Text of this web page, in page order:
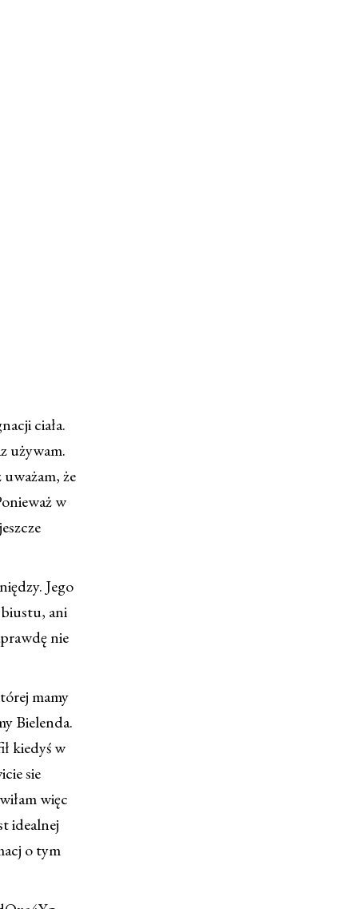
ciała.
używam.
że
w
Jego
biustu, ani
nie
mamy
Bielenda.
kiedyś w
sie
więc
idealnej
o tym